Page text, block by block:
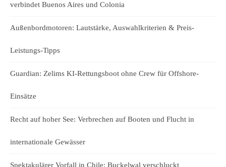
verbindet Buenos Aires und Colonia
Außenbordmotoren: Lautstärke, Auswahlkriterien & Preis-
Leistungs-Tipps
Guardian: Zelims KI-Rettungsboot ohne Crew für Offshore-
Einsätze
Recht auf hoher See: Verbrechen auf Booten und Flucht in
internationale Gewässer
Spektakulärer Vorfall in Chile: Buckelwal verschluckt